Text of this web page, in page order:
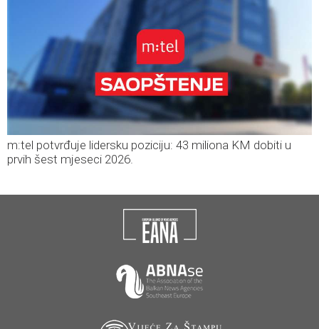
m:tel potvrđuje lidersku poziciju: 43 miliona KM dobiti u
prvih šest mjeseci 2026.